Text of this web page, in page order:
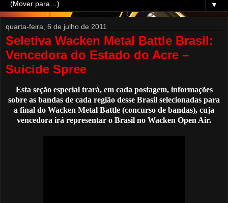
▼
quarta-feira, 6 de julho de 2011
Seletiva Wacken Metal Battle Brasil:
Vencedora do Estado do Acre –
Suicide Spree
Esta seção especial trará, em cada postagem, informações
sobre as bandas de cada região desse Brasil selecionadas para
a final do Wacken Metal Battle (concurso de bandas), cuja
vencedora irá representar o Brasil no Wacken Open Air.